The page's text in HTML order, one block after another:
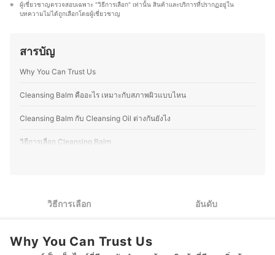
ด้านเทคโนโลยีเกี่ยวกับความงามและผลิตภัณฑ์เสริมความ
แบรนด์ญี่ปุ่นและอื่น ๆ ทดลองผลิตภัณฑ์ และอ่านรีวิวเกี่ยวกับ
เครื่องสำอางและสกินแคร์อยู่เสมอ นอกจากนี้ ยังมี
งามแล้ว คุณอีฟยังรักการทำอาหาร โดยเฉพาะการคิดค้นสูตร
อาหารไทยให้กับคนญี่ปุ่นเป็นครั้งคราว จึงชอบทดลองวัตถุดิบ
ของที่นี่ อีกทั้งยังสนุกกับการแบ่งปันเรื่องราวเกี่ยวกับความงาม
หรือการสร้างสรรค์เมนูใหม่ ๆ เพื่อให้ผู้อ่านสามารถนำไปปรับ
ผู้เชี่ยวชาญตรวจสอบเฉพาะ "วิธีการเลือก" เท่านั้น สินค้าและบริการที่ปรากฏอยู่ใน
บทความไม่ได้ถูกเลือกโดยผู้เชี่ยวชาญ
สารบัญ
Why You Can Trust Us
Cleansing Balm คืออะไร เหมาะกับสภาพผิวแบบไหน
Cleansing Balm กับ Cleansing Oil ต่างกันยังไง
วิธีการเลือก Cleansing Balm
เฉพาะด้าน
แนะนำให้เลือก Cleansing Balm ที่มีส่วนผสมของสารให้ความชุ่ม
วิธีการเลือก อันดับ
Why You Can Trust Us